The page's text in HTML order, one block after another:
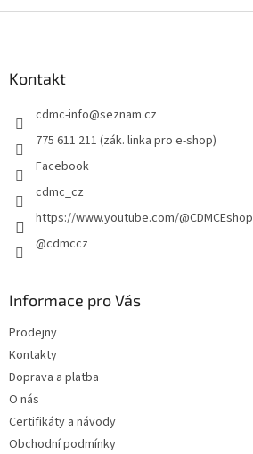
Kontakt
cdmc-info@seznam.cz
775 611 211 (zák. linka pro e-shop)
Facebook
cdmc_cz
https://www.youtube.com/@CDMCEshop
@cdmccz
Informace pro Vás
Prodejny
Kontakty
Doprava a platba
O nás
Certifikáty a návody
Obchodní podmínky